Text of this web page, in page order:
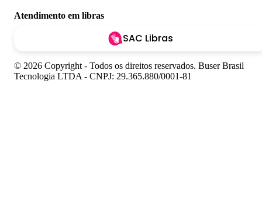
Atendimento em libras
SAC Libras
© 2026 Copyright - Todos os direitos reservados. Buser Brasil
Tecnologia LTDA - CNPJ: 29.365.880/0001-81